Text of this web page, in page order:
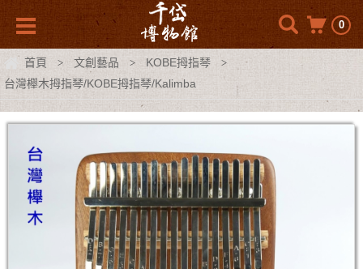
0
首頁 > 文創藝品 > KOBE拇指琴 >
台灣櫸木拇指琴/KOBE拇指琴/Kalimba